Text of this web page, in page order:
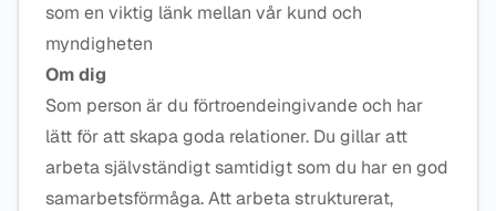
som en viktig länk mellan vår kund och
myndigheten
Om dig
Som person är du förtroendeingivande och har
lätt för att skapa goda relationer. Du gillar att
arbeta självständigt samtidigt som du har en god
samarbetsförmåga. Att arbeta strukturerat,